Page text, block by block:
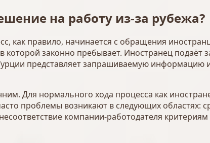
на работу из-за рубежа?
как правило, начинается с обращения
которой законно пребывает. Иностранец
представляет запрашиваемую
Для нормального хода процесса как
проблемы возникают в следующих областях:
компании-работодателя